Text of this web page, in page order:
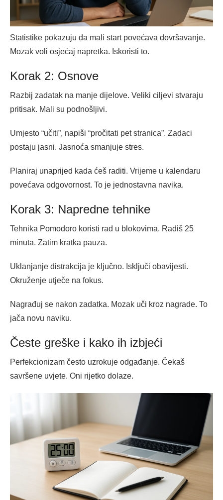
Statistike pokazuju da mali start povećava dovršavanje.
Mozak voli osjećaj napretka. Iskoristi to.
Korak 2: Osnove
Razbij zadatak na manje dijelove. Veliki ciljevi stvaraju
pritisak. Mali su podnošljivi.
Umjesto “učiti”, napiši “pročitati pet stranica”. Zadaci
postaju jasni. Jasnoća smanjuje stres.
Planiraj unaprijed kada ćeš raditi. Vrijeme u kalendaru
povećava odgovornost. To je jednostavna navika.
Korak 3: Napredne tehnike
Tehnika Pomodoro koristi rad u blokovima. Radiš 25
minuta. Zatim kratka pauza.
Uklanjanje distrakcija je ključno. Isključi obavijesti.
Okruženje utječe na fokus.
Nagrađuj se nakon zadatka. Mozak uči kroz nagrade. To
jača novu naviku.
Česte greške i kako ih izbjeći
Perfekcionizam često uzrokuje odgađanje. Čekaš
savršene uvjete. Oni rijetko dolaze.